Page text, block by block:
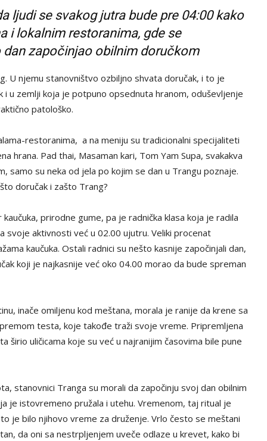
ljudi se svakog jutra bude pre 04:00 kako
i lokalnim restoranima, gde se
započinjao obilnim doručkom
U njemu stanovništvo ozbiljno shvata doručak, i to je
i u zemlji koja je potpuno opsednuta hranom, oduševljenje
patološko.
restoranima, a na meniju su tradicionalni specijaliteti
hrana. Pad thai, Masaman kari, Tom Yam Supa, svakakva
samo su neka od jela po kojim se dan u Trangu poznaje.
doručak i zašto Trang?
prirodne gume, pa je radnička klasa koja je radila
svoje aktivnosti već u 02.00 ujutru. Veliki procenat
kaučuka. Ostali radnici su nešto kasnije započinjali dan,
koji je najkasnije već oko 04.00 morao da bude spreman
inače omiljenu kod meštana, morala je ranije da krene sa
testa, koje takođe traži svoje vreme. Pripremljena
širio uličicama koje su već u najranijim časovima bile pune
stanovnici Tranga su morali da započinju svoj dan obilnim
je istovremeno pružala i utehu. Vremenom, taj ritual je
je bilo njihovo vreme za druženje. Vrlo često se meštani
da oni sa nestrpljenjem uveče odlaze u krevet, kako bi